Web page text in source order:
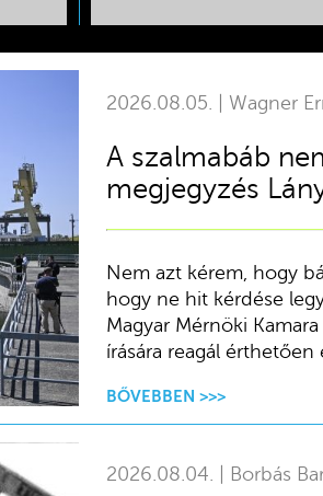
2026.08.05. | Wagner
A szalmabáb
megjegyzés
Nem azt kérem, hogy
hogy ne hit kérdése
Magyar Mérnöki
írására reagál érthetően
BŐVEBBEN >>>
2026.08.04. | Borbás